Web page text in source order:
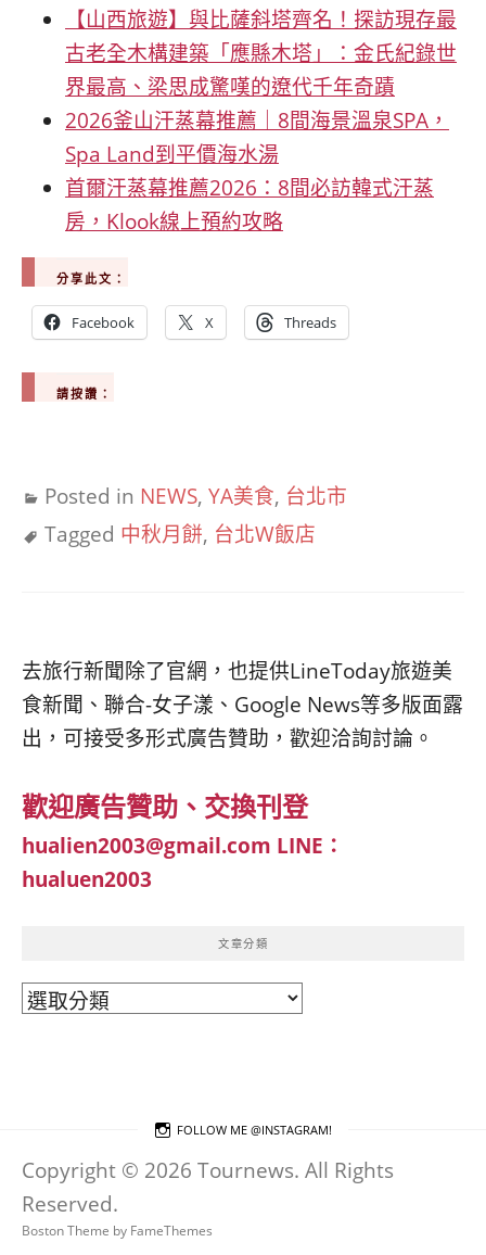
【山西旅遊】與比薩斜塔齊名！探訪現存最
古老全木構建築「應縣木塔」：金氏紀錄世
界最高、梁思成驚嘆的遼代千年奇蹟
2026釜山汗蒸幕推薦｜8間海景溫泉SPA，
Spa Land到平價海水湯
首爾汗蒸幕推薦2026：8間必訪韓式汗蒸
房，Klook線上預約攻略
分享此文：
Facebook X Threads
請按讚：
Posted in NEWS, YA美食, 台北市
Tagged 中秋月餅, 台北W飯店
去旅行新聞除了官網，也提供LineToday旅遊美
食新聞、聯合-女子漾、Google News等多版面露
出，可接受多形式廣告贊助，歡迎洽詢討論。
歡迎廣告贊助、交換刊登
hualien2003@gmail.com LINE：
hualuen2003
文章分類
文
FOLLOW ME @INSTAGRAM!
Copyright © 2026 Tournews. All Rights
Reserved.
Boston Theme by FameThemes